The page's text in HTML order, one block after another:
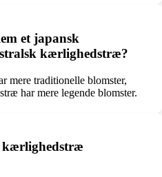
et japansk
kærlighedstræ?
mere traditionelle blomster,
har mere legende blomster.
kærlighedstræ